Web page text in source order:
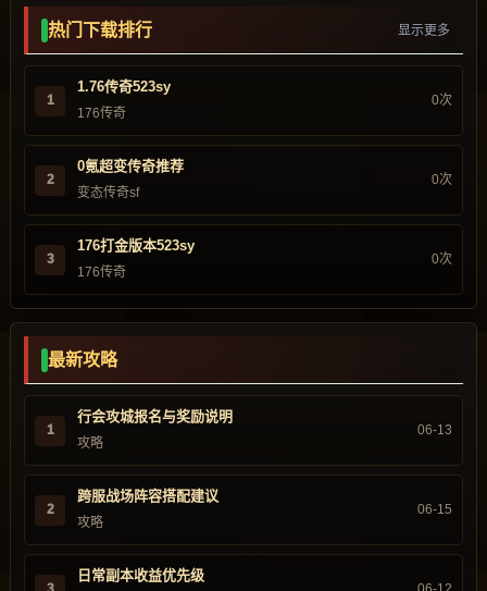
热门下载排行 显示更多
1
1.76传奇523sy
176传奇
0次
2
0氪超变传奇推荐
变态传奇sf
0次
3
176打金版本523sy
176传奇
0次
最新攻略
1
行会攻城报名与奖励说明
攻略
06-13
2
跨服战场阵容搭配建议
攻略
06-15
日常副本收益优先级